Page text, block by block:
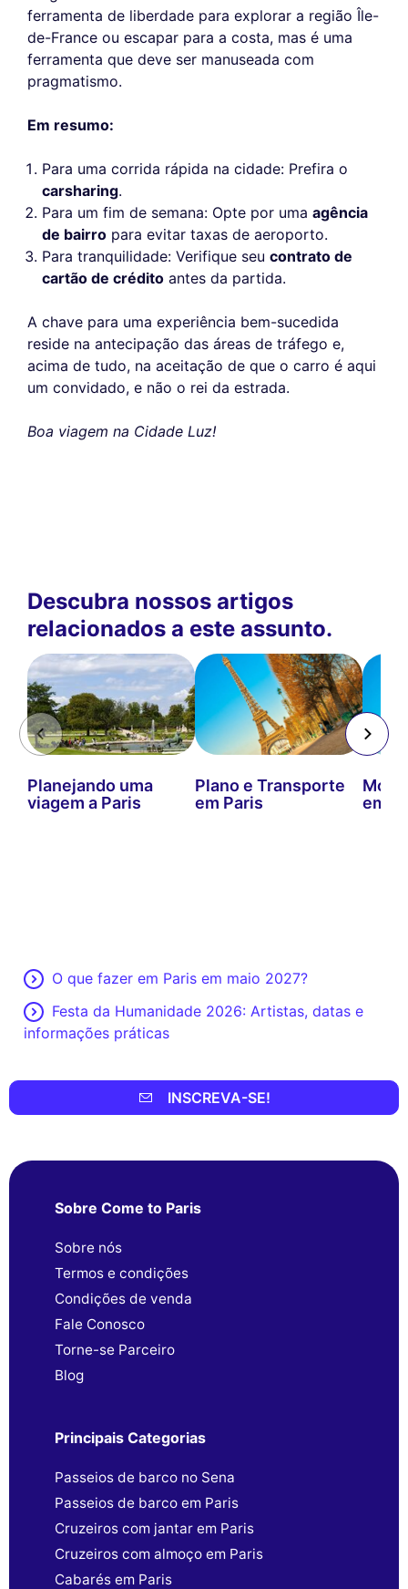
ferramenta de liberdade para explorar a região Île-
de-France ou escapar para a costa, mas é uma
ferramenta que deve ser manuseada com
pragmatismo.
Em resumo:
Para uma corrida rápida na cidade: Prefira o
carsharing.
Para um fim de semana: Opte por uma agência
de bairro para evitar taxas de aeroporto.
Para tranquilidade: Verifique seu contrato de
cartão de crédito antes da partida.
A chave para uma experiência bem-sucedida
reside na antecipação das áreas de tráfego e,
acima de tudo, na aceitação de que o carro é aqui
um convidado, e não o rei da estrada.
Boa viagem na Cidade Luz!
Descubra nossos artigos
relacionados a este assunto.
Planejando uma
viagem a Paris
Plano e Transporte
em Paris
em
O que fazer em Paris em maio 2027?
Festa da Humanidade 2026: Artistas, datas e
informações práticas
INSCREVA-SE!
Sobre Come to Paris
Sobre nós
Termos e condições
Condições de venda
Fale Conosco
Torne-se Parceiro
Blog
Principais Categorias
Passeios de barco no Sena
Passeios de barco em Paris
Cruzeiros com jantar em Paris
Cruzeiros com almoço em Paris
Cabarés em Paris